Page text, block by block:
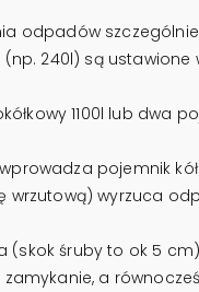
odpadów
240l) są ustawione
1100l lub dwa
pojemnik
wrzutową) wyrzuca
(skok śruby to ok 5
a